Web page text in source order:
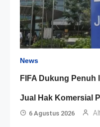
News
FIFA Dukung
Jual Hak Komersial
6 Agustus 2026